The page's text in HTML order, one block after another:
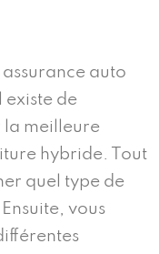
auto
existe de
la meilleure
hybride. Tout
quel type de
vous